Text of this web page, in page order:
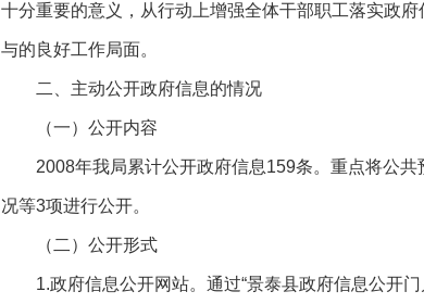
十分重要的意义，从行动上增强全体干部职工落实政
与的良好工作局面。
二、主动公开政府信息的情况
（一）公开内容
2008年我局累计公开政府信息159条。重点将公
况等3项进行公开。
（二）公开形式
1.政府信息公开网站。通过“景泰县政府信息公开